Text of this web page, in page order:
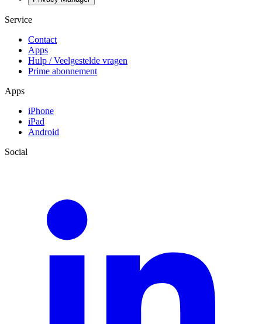
Service
Contact
Apps
Hulp / Veelgestelde vragen
Prime abonnement
Apps
iPhone
iPad
Android
Social